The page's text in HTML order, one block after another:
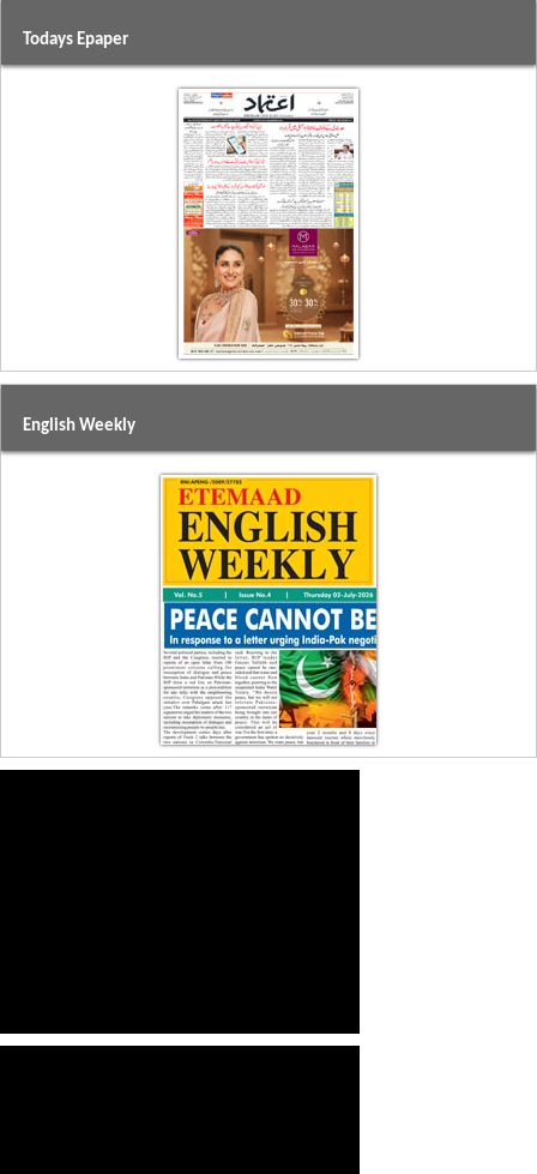
Todays Epaper
English Weekly